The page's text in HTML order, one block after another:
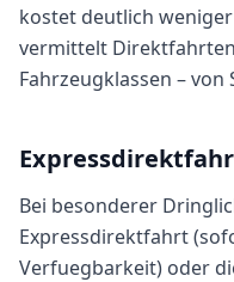
kostet deutlich
vermittelt
Fahrzeugklassen – von
Bei besonderer
Expressdirektfahrt
Verfuegbarkeit) oder